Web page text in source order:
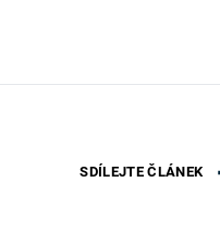
SDÍLEJTE ČLÁNEK